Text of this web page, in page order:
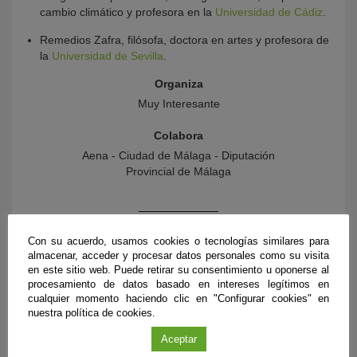
cambio climático y profesora en la Universidad de Cádiz
Remedios Zafra, filósofa, doctora en artes y profesora de
la Universidad de Sevilla
Organiza
Muy Interesante
Colabora
Aena - Ciudad de Málaga - Diputación
Provincial de Málaga
Con su acuerdo, usamos cookies o tecnologías similares para
almacenar, acceder y procesar datos personales como su visita
en este sitio web. Puede retirar su consentimiento u oponerse al
procesamiento de datos basado en intereses legítimos en
cualquier momento haciendo clic en "Configurar cookies" en
nuestra política de cookies.
Aceptar